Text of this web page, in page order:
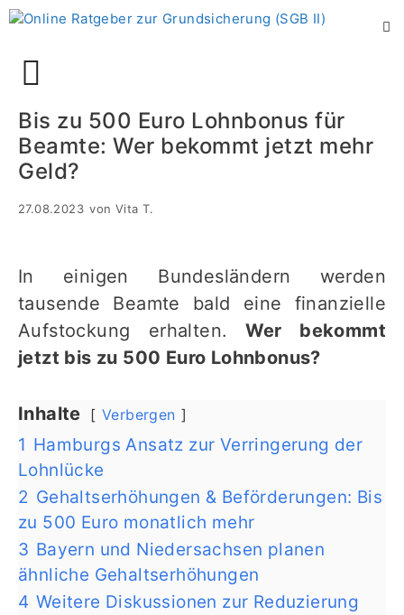
Zum
springen
Menü
Bis zu 500 Euro Lohnbonus für
Beamte: Wer bekommt jetzt mehr
Geld?
27.08.2023 vonVita T.
In einigen Bundesländern werden
tausende Beamte bald eine finanzielle
Aufstockung erhalten. Wer bekommt
jetzt bis zu 500 Euro Lohnbonus?
Inhalte Verbergen
1 Hamburgs Ansatz zur Verringerung der
Lohnlücke
2 Gehaltserhöhungen & Beförderungen: Bis
zu 500 Euro monatlich mehr
3 Bayern und Niedersachsen planen
ähnliche Gehaltserhöhungen
4 Weitere Diskussionen zur Reduzierung